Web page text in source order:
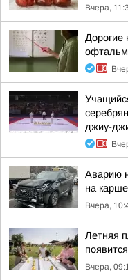
Вчера,
Дорогие
джиу-
Аварию
на
Вчера,
Летняя
Вчера,